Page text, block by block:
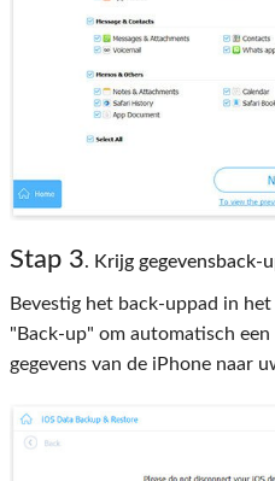
Stap 3. Krijg gegevensback-
Bevestig het back-uppad in
"Back-up" om automatisch
gegevens van de iPhone naar